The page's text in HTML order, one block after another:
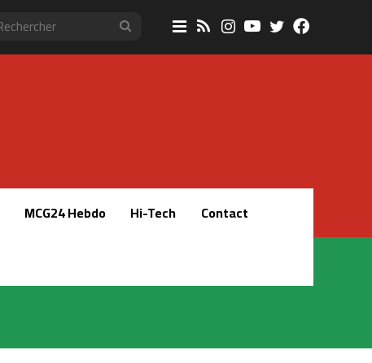
RechercherSidebar
(barre
RSSInstagram
YouTube
Twitter
MCG24 Hebdo Hi-Tech
Contact